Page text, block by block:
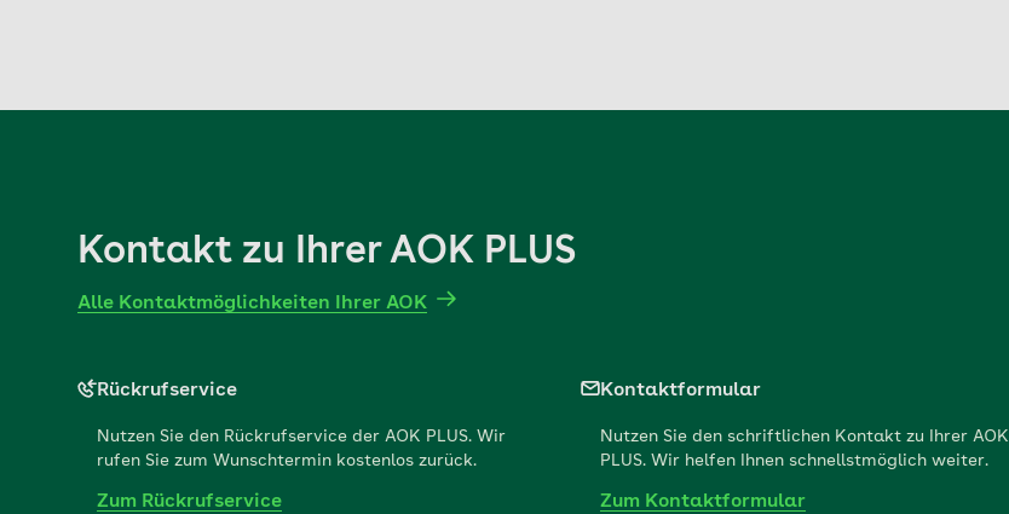
Kontakt zu Ihrer AOK PLUS
Alle Kontaktmöglichkeiten Ihrer AOK
Rückrufservice
Nutzen Sie den Rückrufservice der AOK PLUS. Wir
rufen Sie zum Wunschtermin kostenlos zurück.
Zum Rückrufservice
Kontaktformular
Nutzen Sie den schriftlichen Kontakt zu Ihrer AOK
PLUS. Wir helfen Ihnen schnellstmöglich weiter.
Zum Kontaktformular